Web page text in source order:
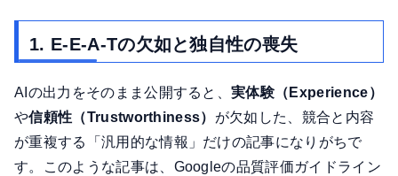
1. E-E-A-Tの欠如と独自性の喪失
AIの出力をそのまま公開すると、実体験（Experience）
や信頼性（Trustworthiness） が欠如した、競合と内容
が重複する「汎用的な情報」だけの記事になりがちで
す。このような記事は、Googleの品質評価ガイドライン